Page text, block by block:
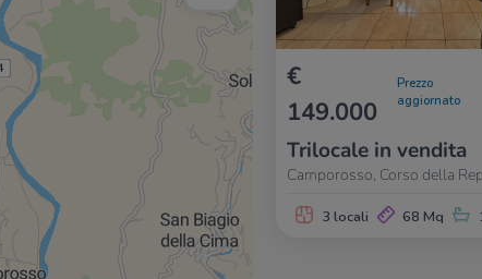
€
149.000
Prezzo
aggiornato
Trilocale in vendita
Camporosso, Corso della
3 locali 68 Mq